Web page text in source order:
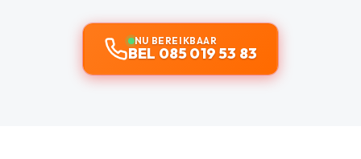
NU BEREIKBAAR
BEL 085 019 53 83